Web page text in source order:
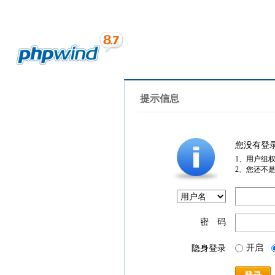
提示信息
您没有登
1、用户组
2、您还不
密 码
隐身登录 开启